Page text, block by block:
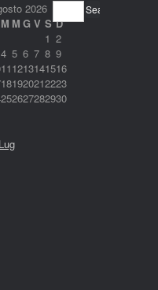
2026
M M G V S D
1 2
4 5 6 7 8 9
111213141516
181920212223
252627282930